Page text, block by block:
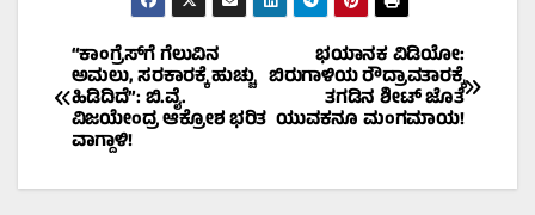
Post
navigation
ಭಯಾನಕ ವಿಡಿಯೋ:
ಬಿರುಗಾಳಿಯ ರೌದ್ರಾವತಾರಕ್ಕೆ
ತಗಡಿನ ಶೀಟ್ ಜೊತೆ
ಯುವಕನೂ ಮಂಗಮಾಯ!
“ಕಾಂಗ್ರೆಸ್‌ಗೆ ಗೆಲುವಿನ
ಅಮಲು, ಸರಕಾರಕ್ಕೆ ಹುಚ್ಚು
ಹಿಡಿದಿದೆ”: ಬಿ.ವೈ.
ವಿಜಯೇಂದ್ರ ಆಕ್ರೋಶ ಭರಿತ
ವಾಗ್ದಾಳಿ!